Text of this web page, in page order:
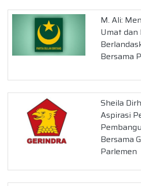
M. Ali:
Umat dan
Bersama
Sheila
Aspirasi
Bersama
Parlemen